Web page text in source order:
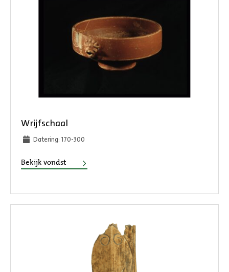
Wrijfschaal
Datering: 170-300
Bekijk vondst Wrijfschaal